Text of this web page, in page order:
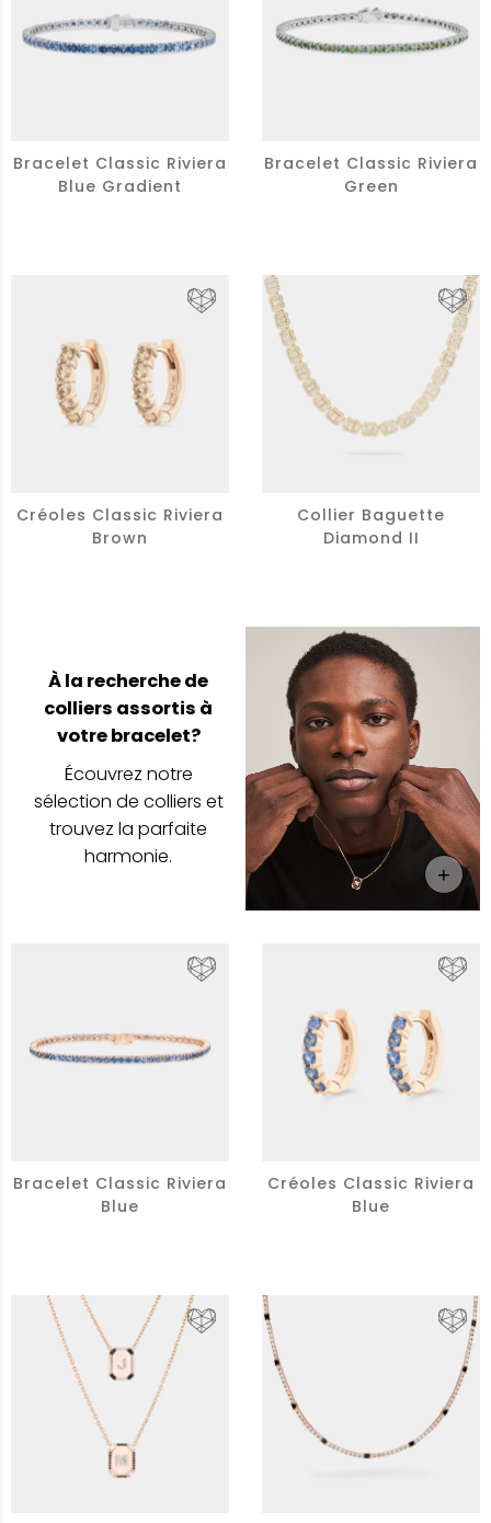
Bracelet Classic Riviera
Blue Gradient
Bracelet Classic Riviera
Green
Créoles Classic Riviera
Brown
Collier Baguette
Diamond II
À la recherche de
colliers assortis à
votre bracelet?
Écouvrez notre
sélection de colliers et
trouvez la parfaite
harmonie.
En
+
Bracelet Classic Riviera
Blue
Créoles Classic Riviera
Blue